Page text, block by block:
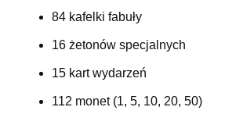
84 kafelki fabuły
16 żetonów specjalnych
15 kart wydarzeń
112 monet (1, 5, 10, 20, 50)